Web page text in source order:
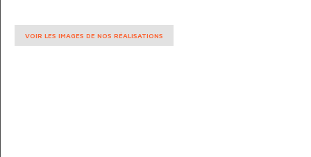
VOIR LES IMAGES DE NOS RÉALISATIONS